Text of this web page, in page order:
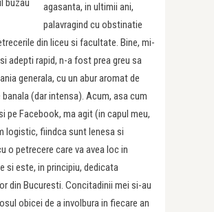
agasanta, in ultimii ani,
palavragind cu obstinatie
din liceu si facultate. Bine, mi-
adepti rapid, n-a fost prea greu sa
generala, cu un abur aromat de
(dar intensa). Acum, asa cum
pe Facebook, ma agit (in capul meu,
logistic, fiindca sunt lenesa si
o petrecere care va avea loc in
si este, in principiu, dedicata
din Bucuresti. Concitadinii mei si-au
obicei de a involbura in fiecare an